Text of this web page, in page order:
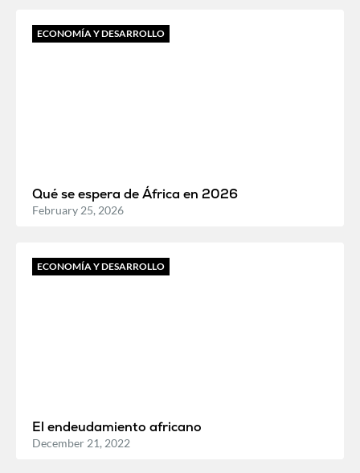
ECONOMÍA Y DESARROLLO
Qué se espera de África en 2026
February 25, 2026
ECONOMÍA Y DESARROLLO
El endeudamiento africano
December 21, 2022